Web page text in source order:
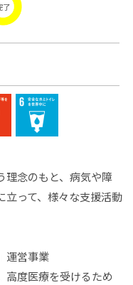
了
理念のもと、病気や障
立って、様々な支援活動
運営事業
高度医療を受けるため